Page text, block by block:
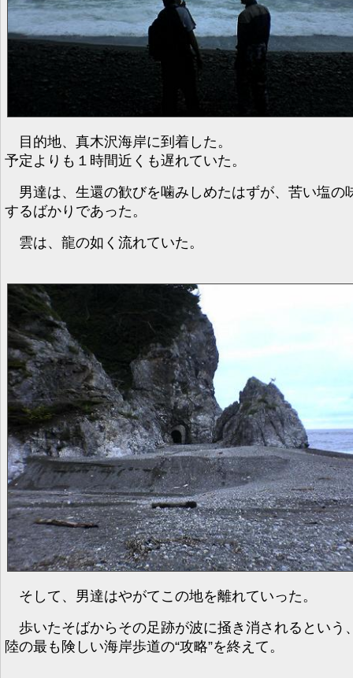
目的地、真木沢海岸に到着した。
予定よりも１時間近くも遅れていた。
男達は、生還の歓びを噛みしめたはずが、苦い塩の
するばかりであった。
雲は、龍の如く流れていた。
そして、男達はやがてこの地を離れていった。
歩いたそばからその足跡が波に掻き消されるという
陸の最も険しい海岸歩道の“攻略”を終えて。